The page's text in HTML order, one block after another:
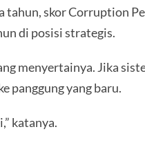
tahun, skor Corruption
di posisi strategis.
menyertainya. Jika
panggung yang baru.
katanya.